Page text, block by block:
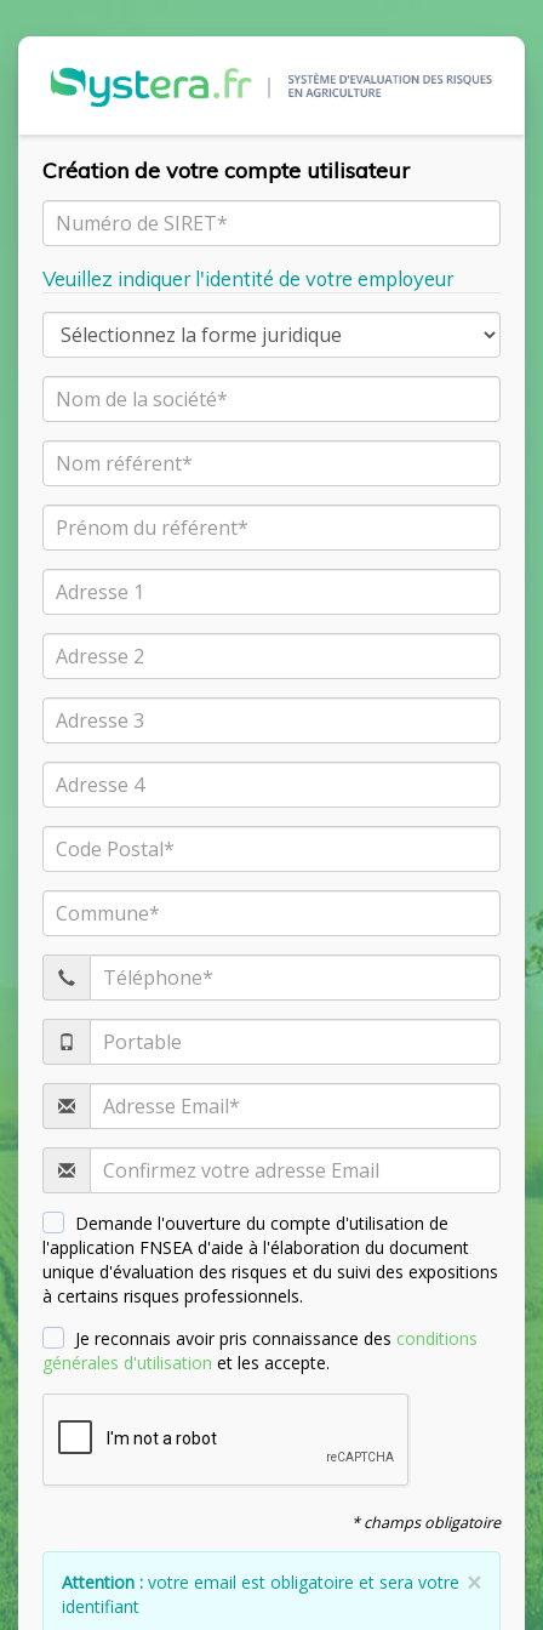
Création de votre compte utilisateur
Veuillez indiquer l'identité de votre employeur
Demande l'ouverture du compte d'utilisation de
l'application FNSEA d'aide à l'élaboration du document
unique d'évaluation des risques et du suivi des expositions
à certains risques professionnels.
Je reconnais avoir pris connaissance des conditions
générales d'utilisation et les accepte.
* champs obligatoire
×
Attention : votre email est obligatoire et sera votre
identifiant